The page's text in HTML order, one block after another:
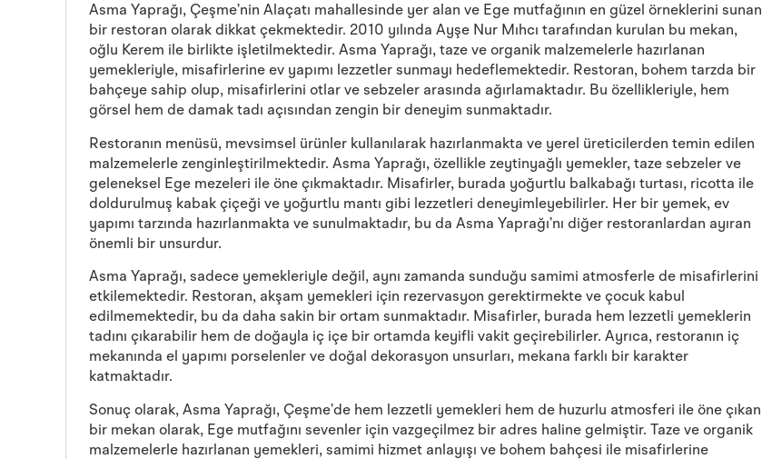
Asma Yaprağı, Çeşme’nin Alaçatı mahallesinde yer alan ve Ege mutfağının en güzel örneklerini sunan
bir restoran olarak dikkat çekmektedir. 2010 yılında Ayşe Nur Mıhcı tarafından kurulan bu mekan,
oğlu Kerem ile birlikte işletilmektedir. Asma Yaprağı, taze ve organik malzemelerle hazırlanan
yemekleriyle, misafirlerine ev yapımı lezzetler sunmayı hedeflemektedir. Restoran, bohem tarzda bir
bahçeye sahip olup, misafirlerini otlar ve sebzeler arasında ağırlamaktadır. Bu özellikleriyle, hem
görsel hem de damak tadı açısından zengin bir deneyim sunmaktadır.
Restoranın menüsü, mevsimsel ürünler kullanılarak hazırlanmakta ve yerel üreticilerden temin edilen
malzemelerle zenginleştirilmektedir. Asma Yaprağı, özellikle zeytinyağlı yemekler, taze sebzeler ve
geleneksel Ege mezeleri ile öne çıkmaktadır. Misafirler, burada yoğurtlu balkabağı turtası, ricotta ile
doldurulmuş kabak çiçeği ve yoğurtlu mantı gibi lezzetleri deneyimleyebilirler. Her bir yemek, ev
yapımı tarzında hazırlanmakta ve sunulmaktadır, bu da Asma Yaprağı’nı diğer restoranlardan ayıran
önemli bir unsurdur.
Asma Yaprağı, sadece yemekleriyle değil, aynı zamanda sunduğu samimi atmosferle de misafirlerini
etkilemektedir. Restoran, akşam yemekleri için rezervasyon gerektirmekte ve çocuk kabul
edilmemektedir, bu da daha sakin bir ortam sunmaktadır. Misafirler, burada hem lezzetli yemeklerin
tadını çıkarabilir hem de doğayla iç içe bir ortamda keyifli vakit geçirebilirler. Ayrıca, restoranın iç
mekanında el yapımı porselenler ve doğal dekorasyon unsurları, mekana farklı bir karakter
katmaktadır.
Sonuç olarak, Asma Yaprağı, Çeşme’de hem lezzetli yemekleri hem de huzurlu atmosferi ile öne çıkan
bir mekan olarak, Ege mutfağını sevenler için vazgeçilmez bir adres haline gelmiştir. Taze ve organik
malzemelerle hazırlanan yemekleri, samimi hizmet anlayışı ve bohem bahçesi ile misafirlerine